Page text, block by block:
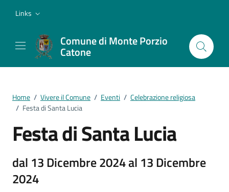
Links
Comune di Monte Porzio
Catone
Home / Vivere il Comune / Eventi / Celebrazione religiosa
/ Festa di Santa Lucia
Festa di Santa Lucia
dal 13 Dicembre 2024 al 13 Dicembre
2024